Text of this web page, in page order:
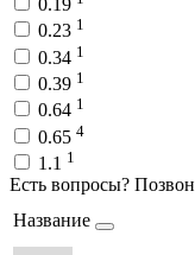
0.19
0.23 1
0.34 1
0.39 1
0.64 1
0.65 4
1.1 1
Есть вопросы?
Название